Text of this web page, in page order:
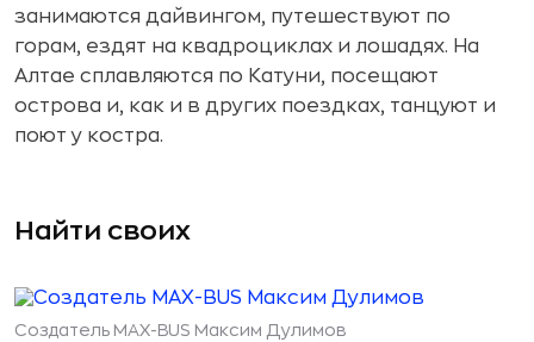
занимаются дайвингом, путешествуют по
горам, ездят на квадроциклах и лошадях. На
Алтае сплавляются по Катуни, посещают
острова и, как и в других поездках, танцуют и
поют у костра.
Найти своих
Создатель MAX-BUS Максим Дулимов